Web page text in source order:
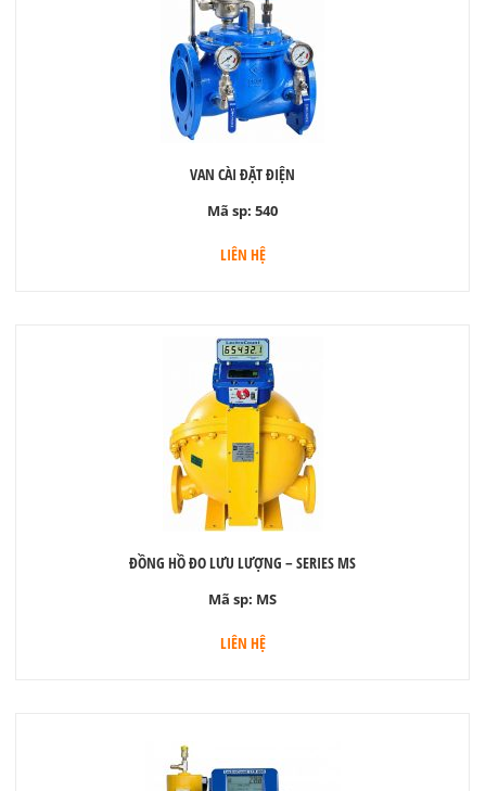
VAN CÀI ĐẶT ĐIỆN
Mã sp: 540
LIÊN HỆ
ĐỒNG HỒ ĐO LƯU LƯỢNG – SERIES MS
Mã sp: MS
LIÊN HỆ